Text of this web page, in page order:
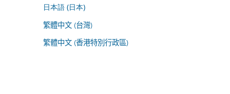
日本語 (日本)
繁體中文 (台灣)
繁體中文 (香港特別行政區)